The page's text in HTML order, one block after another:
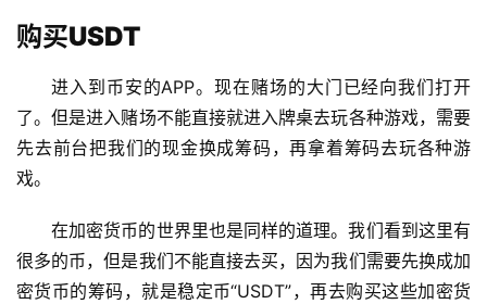
购买USDT
进入到币安的APP。现在赌场的大门已经向我们打开
了。但是进入赌场不能直接就进入牌桌去玩各种游戏，需要
先去前台把我们的现金换成筹码，再拿着筹码去玩各种游
戏。
在加密货币的世界里也是同样的道理。我们看到这里有
很多的币，但是我们不能直接去买，因为我们需要先换成加
密货币的筹码，就是稳定币“USDT”，再去购买这些加密货